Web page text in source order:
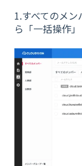
1.すべてのメ
ら「一括操作